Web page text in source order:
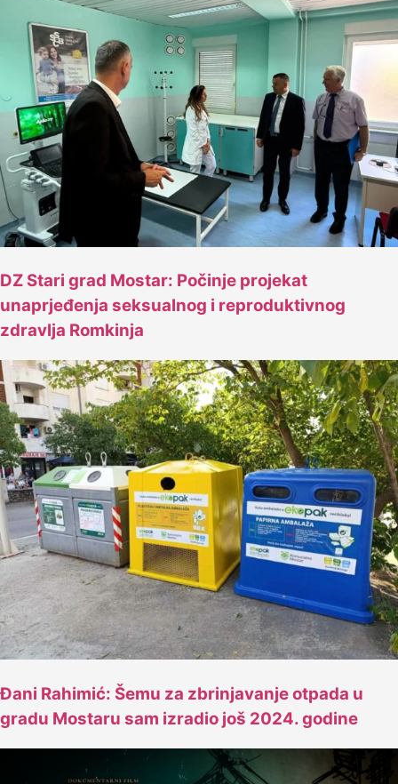
DZ Stari grad Mostar: Počinje projekat
unaprjeđenja seksualnog i reproduktivnog
zdravlja Romkinja
Đani Rahimić: Šemu za zbrinjavanje otpada u
gradu Mostaru sam izradio još 2024. godine